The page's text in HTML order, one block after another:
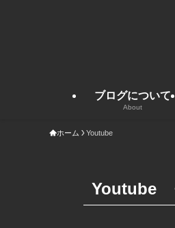
ブログについて
About
ホーム Youtube
Youtube